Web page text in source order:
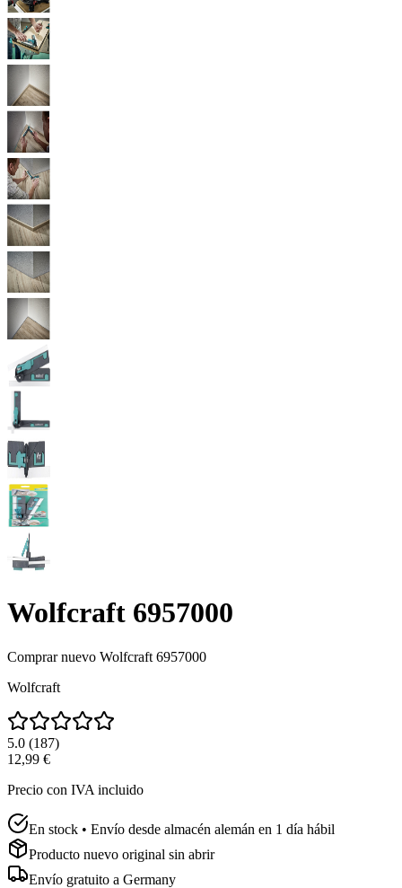
Wolfcraft 6957000
Comprar nuevo Wolfcraft 6957000
Wolfcraft
5.0 (187)
12,99 €
Precio con IVA incluido
En stock • Envío desde almacén alemán en 1 día hábil
Producto nuevo original sin abrir
Envío gratuito a Germany